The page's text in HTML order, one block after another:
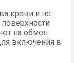
крови и не
на обмен
включения в